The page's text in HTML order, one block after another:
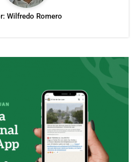
Wilfredo Romero